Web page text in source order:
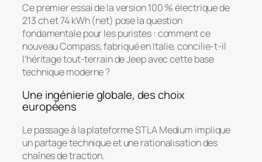
Ce premier essai de la version 100 % électrique de
213 ch et 74 kWh (net) pose la question
fondamentale pour les puristes : comment ce
nouveau Compass, fabriqué en Italie, concilie-t-il
l’héritage tout-terrain de Jeep avec cette base
technique moderne ?
Une ingénierie globale, des choix
européens
Le passage à la plateforme STLA Medium implique
un partage technique et une rationalisation des
chaînes de traction.